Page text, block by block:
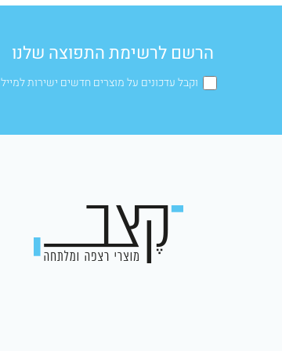
הרשם לרשימת התפוצה שלנו
וקבל עדכונים על מוצרים חדשים ישירות למייל